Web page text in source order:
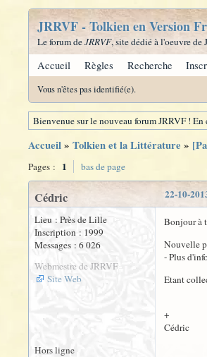
JRRVF - Tolkien en Version
Le forum deJRRVF, site dédié à l'oeuvre de
Accueil Règles Recherche
Vous n'êtes pas identifié(e).
Bienvenue sur le nouveau forum JRRVF !
Accueil» Tolkien et la Littérature »
Pages : 1 bas de page
22-10-
Cédric
Lieu : Près de Lille
Inscription : 1999
Messages : 6 026
Webmestre de JRRVF
Site Web
Bonjour à
Nouvelle
- Plus
Etant
+
Cédric
Hors ligne